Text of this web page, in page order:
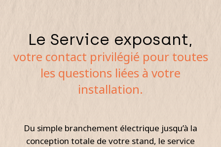
Le Service exposant,
votre contact privilégié pour toutes
les questions liées à votre
installation.
Du simple branchement électrique jusqu’à la
conception totale de votre stand, le service